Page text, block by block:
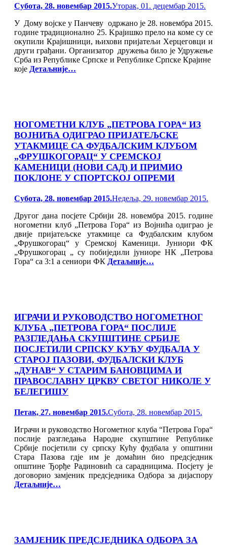
Posted
Субота, 28. новембар 2015.Уторак, 01. децембар 2015.
У Дому војске у Панчеву одржано је 28. новембра 2015.
године традиционално 25. Kрајишко прело на коме су се
окупили Крајишници, њихови пријатељи Херцеговци и
други грађани. Организатор дружења било је Удружење
Срба из Републике Српске и Републике Српске Крајине
које Детаљније…
НОГОМЕТНИ КЛУБ „ПЕТРОВА ГОРА“ ИЗ
ВОЈНИЋА ОДИГРАО ПРИЈАТЕЉСКЕ
УТАКМИЦЕ СА ФУДБАЛСКИМ КЛУБОМ
„ФРУШКОГОРАЦ“ У СРЕМСКОЈ
КАМЕНИЦИ (НОВИ САД) И ПРИМИО
ПОКЛОНЕ У СПОРТСКОЈ ОПРЕМИ
Posted
Субота, 28. новембар 2015.Недеља, 29. новембар 2015.
Другог дана посјете Србији 28. новембра 2015. године
ногометни клуб „Петрова Гора“ из Војнића одиграо је
двије пријатељске утакмице са Фудбалским клубом
„Фрушкогорац“ у Сремској Каменици. Јуниори ФК
„Фрушкогорац „ су побиједили јуниоре НК „Петрова
Гора“ са 3:1 а сениори ФК Детаљније…
ИГРАЧИ И РУКОВОДСТВО НОГОМЕТНОГ
КЛУБА „ПЕТРОВА ГОРА“ ПОСЛИЈЕ
РАЗГЛЕДАЊА СКУПШТИНЕ СРБИЈЕ
ПОСЈЕТИЛИ СРПСКУ КУЋУ ФУДБАЛА У
СТАРОЈ ПАЗОВИ, ФУДБАЛСКИ КЛУБ
„ДУНАВ“ У СТАРИМ БАНОВЦИМА И
ПРАВОСЛАВНУ ЦРКВУ СВЕТОГ НИКОЛЕ У
БЕЛЕГИШУ
Posted
Петак, 27. новембар 2015.Субота, 28. новембар 2015.
Играчи и руководство Ногометног клуба “Петрова Гора“
послије разгледања Народне скупштине Републике
Србије посјетили су српску Кућу фудбала у општини
Стара Пазова гдје им је домаћин био предсједник
општине Ђорђе Радиновић са сарадницима. Посјету је
договорио замјеник предсједника Одбора за дијаспору
Детаљније…
ЗАМЈЕНИК ПРЕДСЈЕДНИКА ОДБОРА ЗА